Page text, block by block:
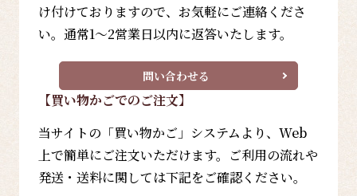
け付けておりますので、お気軽にご連絡くださ
い。通常1～2営業日以内に返答いたします。
問い合わせる
【買い物かごでのご注文】
当サイトの「買い物かご」システムより、Web
上で簡単にご注文いただけます。ご利用の流れや
発送・送料に関しては下記をご確認ください。